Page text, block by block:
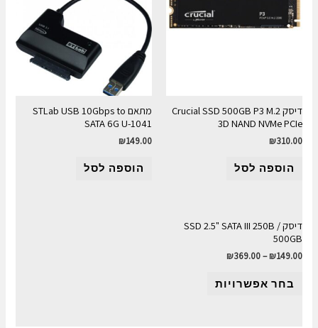
דיסק Crucial SSD 500GB P3 M.2
3D NAND NVMe PCIe
₪310.00
הוספה לסל
מתאם STLab USB 10Gbps to
SATA 6G U-1041
₪149.00
הוספה לסל
דיסק SSD 2.5" SATA III 250B /
500GB
₪149.00
–
₪369.00
בחר אפשרויות